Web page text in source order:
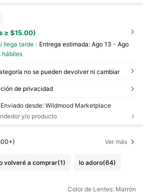
≥ $15.00)
llega tarde Entrega estimada: Ago 13 - Ago
no se pueden devolver ni cambiar
de privacidad
desde: Wildmood Marketplace
y/o producto
Ver más
volveré a comprar(1) lo adoro(64)
Color de Lentes: Marrón